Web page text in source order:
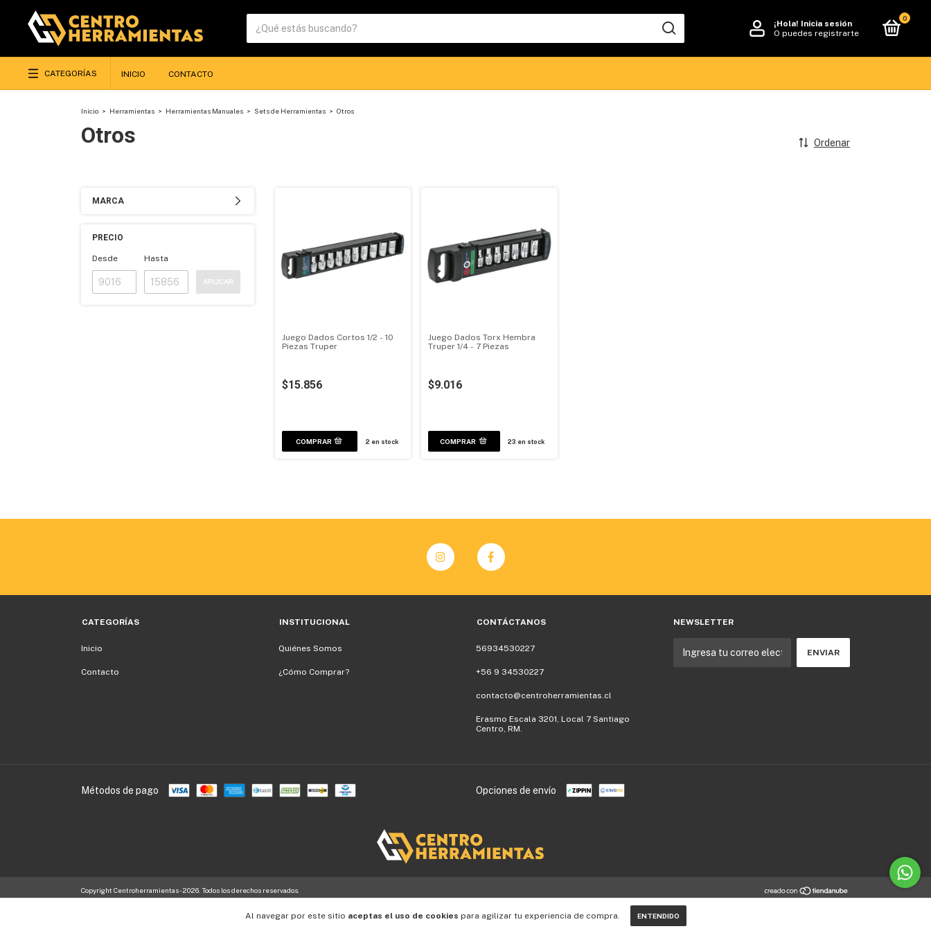
¡Hola! Inicia sesión
O puedes registrarte
0
CATEGORÍAS INICIO CONTACTO
Al navegar por este sitio aceptas el uso de cookies para agilizar tu experiencia de compra. ENTENDIDO
Inicio > Herramientas > Herramientas Manuales > Sets de Herramientas > Otros
Otros Ordenar
MARCA
PRECIO
Desde Hasta
APLICAR
Juego Dados Cortos 1/2 - 10
Piezas Truper
$15.856
2 en stock
Juego Dados Torx Hembra
Truper 1/4 - 7 Piezas
$9.016
23 en stock
CATEGORÍAS
Inicio
Contacto
INSTITUCIONAL
Quiénes Somos
¿Cómo Comprar?
CONTÁCTANOS
56934530227
+56 9 34530227
contacto@centroherramientas.cl
Erasmo Escala 3201, Local 7 Santiago
Centro, RM.
NEWSLETTER
Métodos de pago Opciones de envío
Copyright Centroherramientas - 2026. Todos los derechos reservados.